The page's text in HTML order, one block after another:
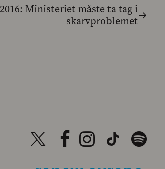
Ministeriet måste ta tag i
skarvproblemet